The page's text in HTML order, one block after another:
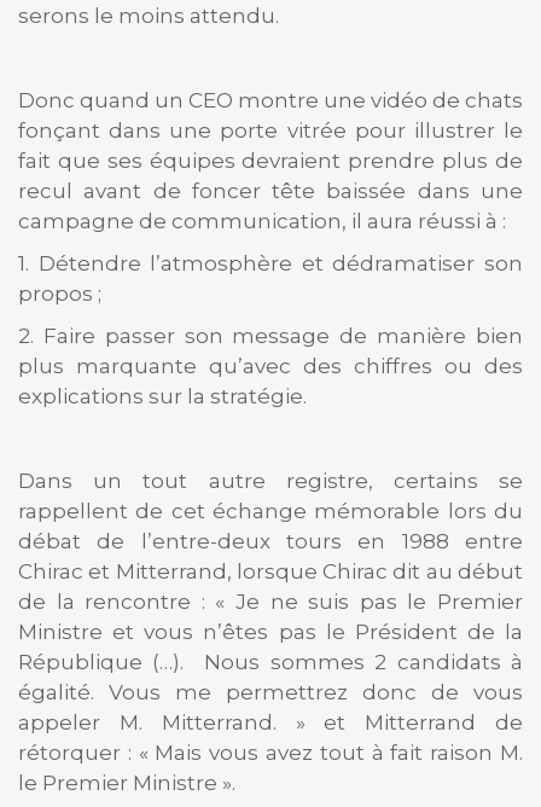
serons le moins attendu.
Donc quand un CEO montre une vidéo de chats
fonçant dans une porte vitrée pour illustrer le
fait que ses équipes devraient prendre plus de
recul avant de foncer tête baissée dans une
campagne de communication, il aura réussi à :
1. Détendre l’atmosphère et dédramatiser son
propos ;
2. Faire passer son message de manière bien
plus marquante qu’avec des chiffres ou des
explications sur la stratégie.
Dans un tout autre registre, certains se
rappellent de cet échange mémorable lors du
débat de l’entre-deux tours en 1988 entre
Chirac et Mitterrand, lorsque Chirac dit au début
de la rencontre : « Je ne suis pas le Premier
Ministre et vous n’êtes pas le Président de la
République (…). Nous sommes 2 candidats à
égalité. Vous me permettrez donc de vous
appeler M. Mitterrand. » et Mitterrand de
rétorquer : « Mais vous avez tout à fait raison M.
le Premier Ministre ».